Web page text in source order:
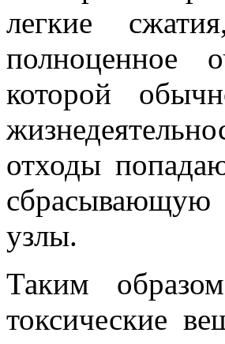
легкие
полноценное
которой
отходы
узлы.
Таким
токсические